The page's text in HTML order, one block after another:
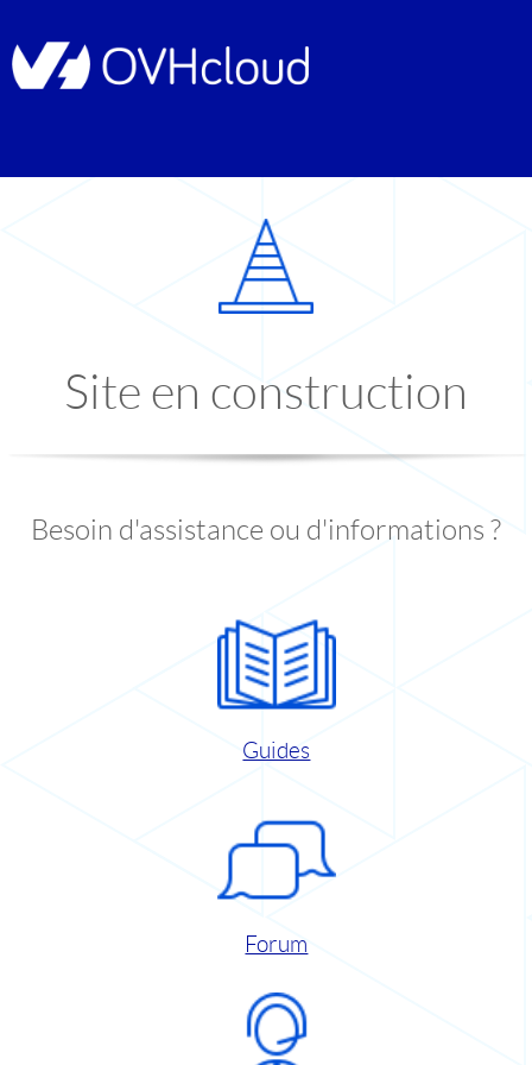
Site en construction
Besoin d'assistance ou d'informations ?
Guides
Forum